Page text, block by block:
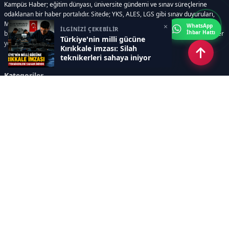
İLGİNİZİ ÇEKEBİLİR
Türkiye'nin milli gücüne
Kırıkkale imzası: Silah
teknikerleri sahaya iniyor
×
Kampüs Haber; eğitim dünyası, üniversite gündemi ve sınav süreçlerine
odaklanan bir haber portalıdır. Sitede; YKS, ALES, LGS gibi sınav duyuruları,
Milli Eğitim Bakanlığı gelişmeleri, üniversite haberleri, rehberlik içerikleri,
bilim ve teknoloji alanındaki yenilikler ile öğrenci yaşamına dair güncel bilgiler
yer alır.
Kategoriler
WhatsApp
İhbar Hattı